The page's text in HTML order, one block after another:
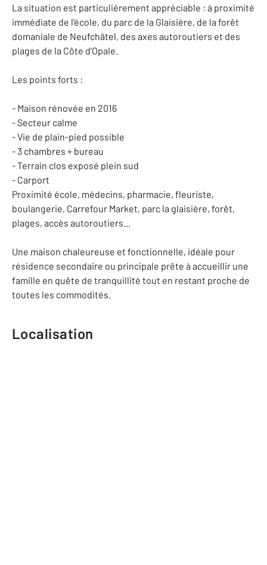
La situation est particulièrement appréciable : à proximité
immédiate de l'école, du parc de la Glaisière, de la forêt
domaniale de Neufchâtel, des axes autoroutiers et des
plages de la Côte d'Opale.
Les points forts :
- Maison rénovée en 2016
- Secteur calme
- Vie de plain-pied possible
- 3 chambres + bureau
- Terrain clos exposé plein sud
- Carport
Proximité école, médecins, pharmacie, fleuriste,
boulangerie, Carrefour Market, parc la glaisière, forêt,
plages, accès autoroutiers...
Une maison chaleureuse et fonctionnelle, idéale pour
résidence secondaire ou principale prête à accueillir une
famille en quête de tranquillité tout en restant proche de
toutes les commodités.
Localisation